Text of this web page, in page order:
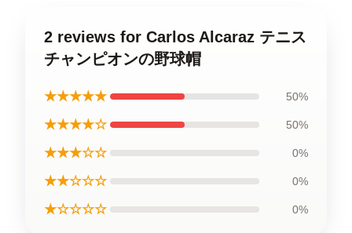
2 reviews for Carlos Alcaraz テニス
チャンピオンの野球帽
★★★★★ 50%
★★★★☆ 50%
★★★☆☆ 0%
★★☆☆☆ 0%
★☆☆☆☆ 0%